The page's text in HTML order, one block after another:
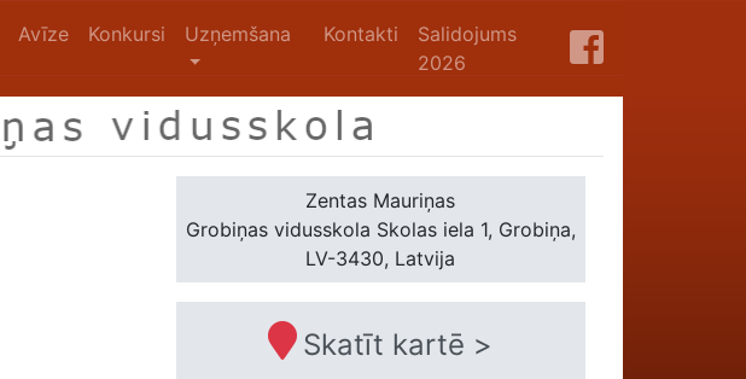
Avīze Konkursi Uzņemšana Kontakti
Salidojums
2026
Zentas Mauriņas
Grobiņas vidusskola Skolas iela 1, Grobiņa,
LV-3430, Latvija
Skatīt kartē >